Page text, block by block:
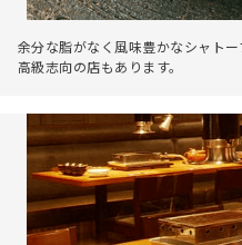
余分な脂がなく風味豊かなシャト
高級志向の店もあります。